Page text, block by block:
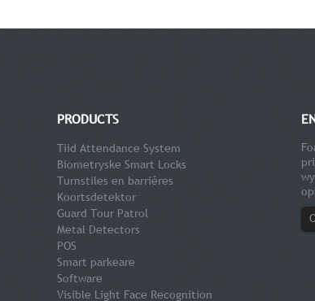
PRODUCTS
Tiid Attendance System
Biometryske Smart Locks
Turnstiles en barriêres
Koortsdetektor
Guard Tour Patrol
Metal Detectors
POS
Smart parkeare
Software
Visible Light Face Recognition